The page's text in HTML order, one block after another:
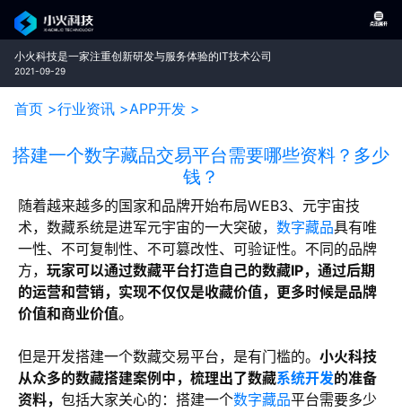
小火科技是一家注重创新研发与服务体验的IT技术公司
2021-09-29
首页 >行业资讯 >APP开发 >
搭建一个数字藏品交易平台需要哪些资料？多少
钱？
随着越来越多的国家和品牌开始布局WEB3、元宇宙技
术，数藏系统是进军元宇宙的一大突破， 数字藏品具有唯
一性、不可复制性、不可篡改性、可验证性。不同的品牌
方， 玩家可以通过数藏平台打造自己的数藏IP，通过后期
的运营和营销，实现不仅仅是收藏价值，更多时候是品牌
价值和商业价值。
但是开发搭建一个数藏交易平台，是有门槛的。 小火科技
从众多的数藏搭建案例中，梳理出了数藏系统开发的准备
资料， 包括大家关心的：搭建一个数字藏品平台需要多少